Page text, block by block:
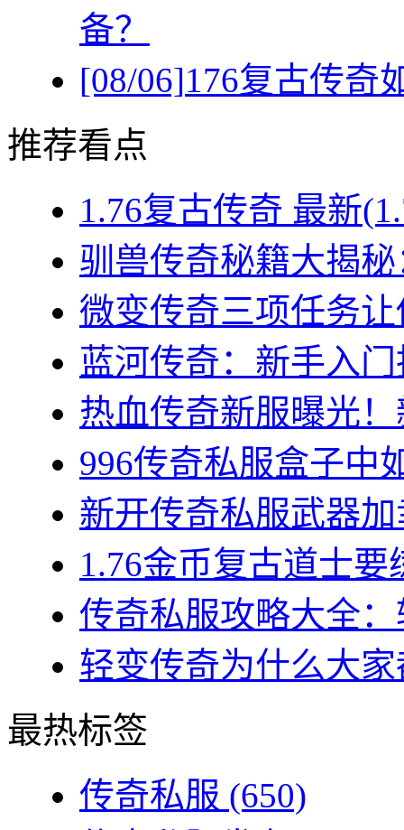
备？
[08/06]176复古传奇
推荐看点
1.76复古传奇 最新
驯兽传奇秘籍大揭
微变传奇三项任务
蓝河传奇：新手入
热血传奇新服曝光
996传奇私服盒子中
新开传奇私服武器
1.76金币复古道士
传奇私服攻略大全
轻变传奇为什么大
最热标签
传奇私服 (650)